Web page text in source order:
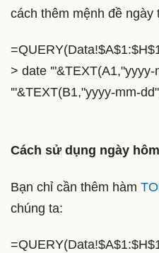
cách thêm mệnh đề
> date
'"&TEXT(B1,"yyyy-mm-
Cách sử dụng ngày
Bạn chỉ cần thêm hàm
chúng ta: